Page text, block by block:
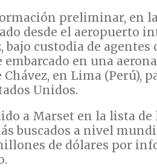
preliminar, en
desde el aeropuerto
bajo custodia de agentes
en una
Chávez, en Lima (Perú),
Unidos.
a Marset en la lista de
buscados a nivel
de dólares por